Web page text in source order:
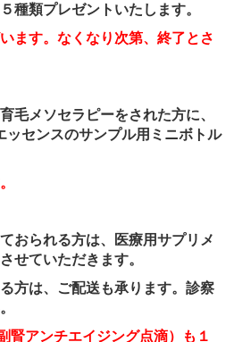
種類プレゼントいたします。
ます。なくなり次第、終了とさ
毛メソセラピーをされた方に、
ッセンスのサンプル用ミニボトル
おられる方は、医療用サプリメ
せていただきます。
方は、ご配送も承ります。診察
腎アンチエイジング点滴）も１